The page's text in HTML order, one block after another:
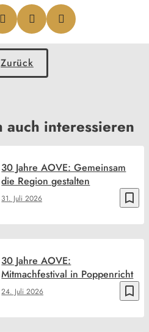
Zurück
auch interessieren
bookmark_border
31. Juli 2026
30 Jahre AOVE: Gemeinsam
die Region gestalten
bookmark_border
24. Juli 2026
30 Jahre AOVE:
Mitmachfestival in Poppenricht